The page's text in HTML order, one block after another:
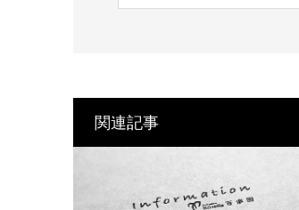
関連記事